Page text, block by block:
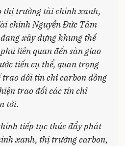
thị trường tài chính xanh,
chính Nguyễn Đức Tâm
xây dựng khung thể
liên quan đến sàn giao
tiến cụ thể, quan trọng
đổi tín chỉ carbon đồng
trao đổi các tín chỉ
tới.
tiếp tục thúc đẩy phát
xanh, thị trường carbon,